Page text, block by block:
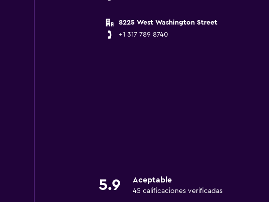
8225 West Washington Street
+1 317 789 8740
5.9 Aceptable
45 calificaciones verificadas